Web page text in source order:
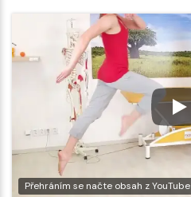
Přehráním se načte obsah z YouTube